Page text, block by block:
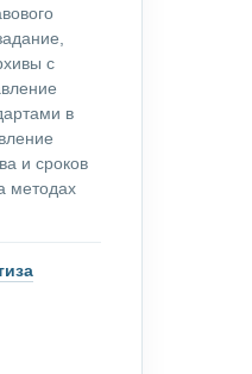
с
в
и сроков
методах